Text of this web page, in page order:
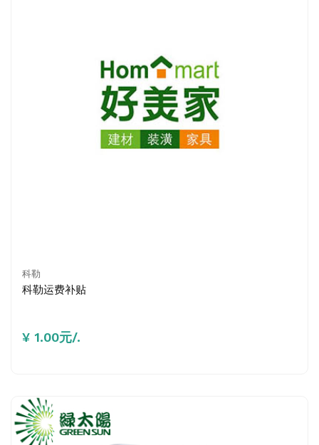
科勒
科勒运费补贴
¥ 1.00元/.